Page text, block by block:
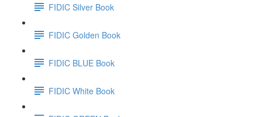
FIDIC Silver Book
FIDIC Golden Book
FIDIC BLUE Book
FIDIC White Book